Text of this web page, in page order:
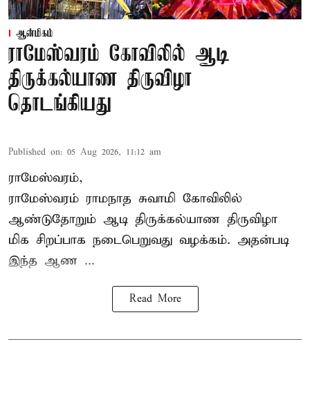
ஆன்மிகம்
ராமேஸ்வரம் கோவிலில் ஆடி
திருக்கல்யாண திருவிழா
தொடங்கியது
Published on: 05 Aug 2026, 11:12 am
ராமேஸ்வரம்,
ராமேஸ்வரம் ராமநாத சுவாமி கோவிலில்
ஆண்டுதோறும் ஆடி திருக்கல்யாண திருவிழா
மிக சிறப்பாக நடைபெறுவது வழக்கம். அதன்படி
இந்த ஆண ...
Read More